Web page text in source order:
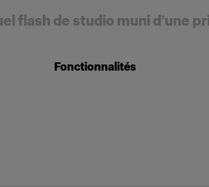
flash de studio muni d’une
Fonctionnalités